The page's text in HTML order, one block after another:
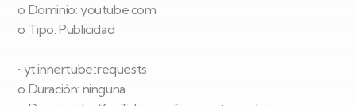
o Dominio: youtube.com
o Tipo: Publicidad
• yt.innertube::requests
o Duración: ninguna